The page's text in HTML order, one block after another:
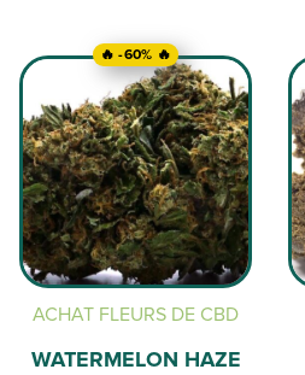
🔥 -60% 🔥
ACHAT FLEURS DE CBD
WATERMELON HAZE